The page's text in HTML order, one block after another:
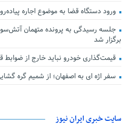
ورود دستگاه قضا به موضوع اجاره
جلسه رسیدگی به پرونده متهمان
برگزار شد
قیمت‌گذاری خودرو نباید خارج از ضوابط
سفر اژه ای به اصفهان؛ از شمیم گره
سایت خبری ایران نیوز